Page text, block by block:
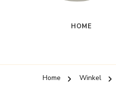
HOME
Home Winkel